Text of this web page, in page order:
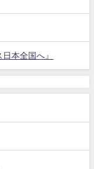
本全国へ』